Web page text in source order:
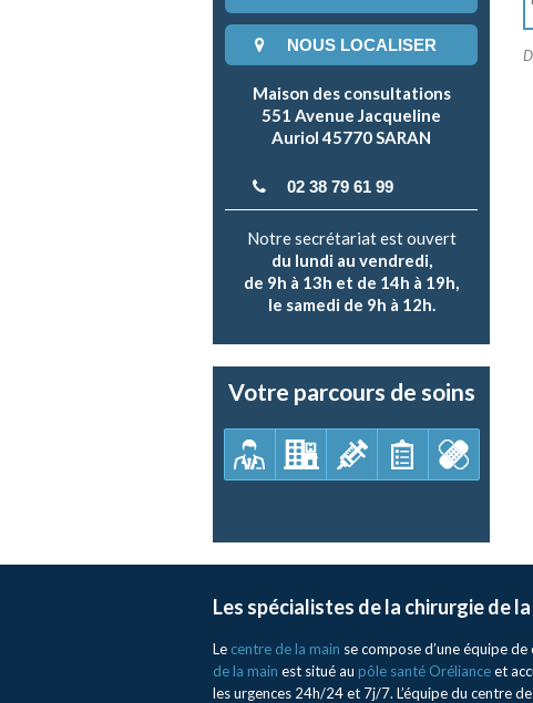
NOUS LOCALISER
Maison des consultations
551 Avenue Jacqueline
Auriol 45770 SARAN
02 38 79 61 99
Notre secrétariat est ouvert
du lundi au vendredi,
de 9h à 13h et de 14h à 19h,
le samedi de 9h à 12h.
Votre parcours de soins
Les spécialistes de la chirurgie de
Le centre de la main se compose d’une équipe
de la main est situé au pôle santé Orélianceet
les urgences 24h/24 et 7j/7. L’équipe du centre